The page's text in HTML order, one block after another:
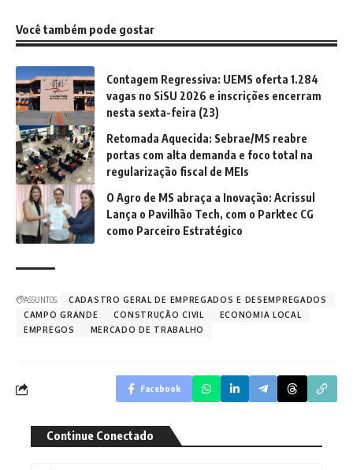
Você também pode gostar
Contagem Regressiva: UEMS oferta 1.284
vagas no SiSU 2026 e inscrições encerram
nesta sexta-feira (23)
Retomada Aquecida: Sebrae/MS reabre
portas com alta demanda e foco total na
regularização fiscal de MEIs
O Agro de MS abraça a Inovação: Acrissul
Lança o Pavilhão Tech, com o Parktec CG
como Parceiro Estratégico
ASSUNTOS:
CADASTRO GERAL DE EMPREGADOS E DESEMPREGADOS
CAMPO GRANDE
CONSTRUÇÃO CIVIL
ECONOMIA LOCAL
EMPREGOS
MERCADO DE TRABALHO
Facebook
Continue Conectado